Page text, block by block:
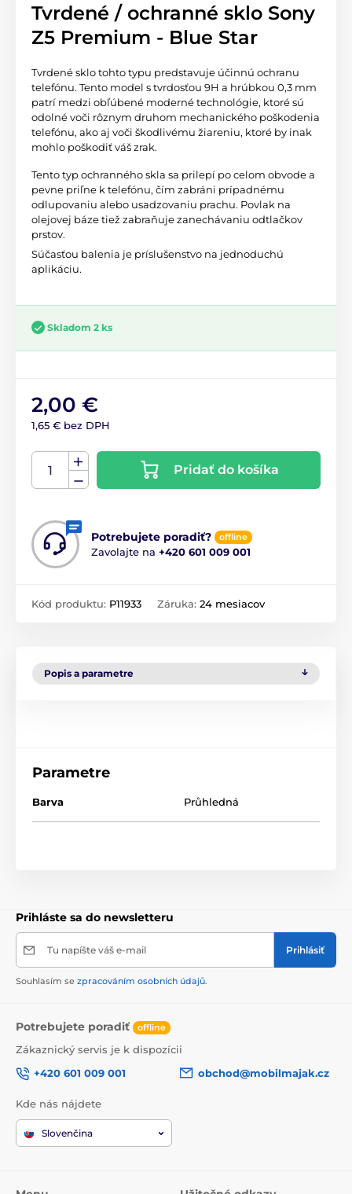
Tvrdené / ochranné sklo Sony
Z5 Premium - Blue Star
Tvrdené sklo tohto typu predstavuje účinnú ochranu
telefónu. Tento model s tvrdosťou 9H a hrúbkou 0,3 mm
patrí medzi obľúbené moderné technológie, ktoré sú
odolné voči rôznym druhom mechanického poškodenia
telefónu, ako aj voči škodlivému žiareniu, ktoré by inak
mohlo poškodiť váš zrak.
Tento typ ochranného skla sa prilepí po celom obvode a
pevne priľne k telefónu, čím zabráni prípadnému
odlupovaniu alebo usadzovaniu prachu. Povlak na
olejovej báze tiež zabraňuje zanechávaniu odtlačkov
prstov.
Súčasťou balenia je príslušenstvo na jednoduchú
aplikáciu.
Skladom 2 ks
2,00 €
1,65 € bez DPH
Pridať do košíka
Potrebujete poradiť? offline
Zavolajte na +420 601 009 001
Kód produktu: P11933 Záruka: 24 mesiacov
Popis a parametre
Parametre
Barva Průhledná
Prihláste sa do newsletteru
Tu napíšte váš e-mail Prihlásiť
Souhlasím se zpracováním osobních údajů.
Potrebujete poradiť offline
Zákaznický servis je k dispozícii
+420 601 009 001
obchod@mobilmajak.cz
Kde nás nájdete
Slovenčina